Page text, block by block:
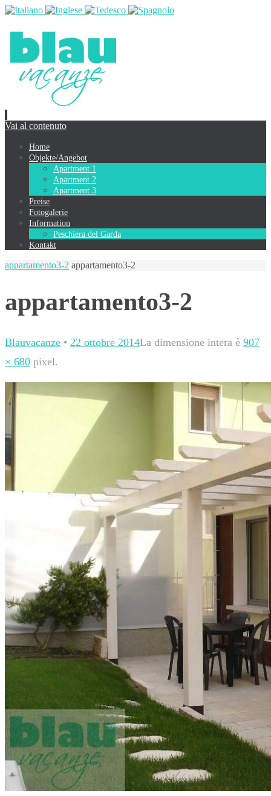
Vai al contenuto
Home
Objekte/Angebot
Apartment 1
Apartment 2
Apartment 3
Preise
Fotogalerie
Information
Peschiera del Garda
Kontakt
appartamento3-2 appartamento3-2
appartamento3-2
Blauvacanze • 22 ottobre 2014La dimensione intera è 907
× 680 pixel.